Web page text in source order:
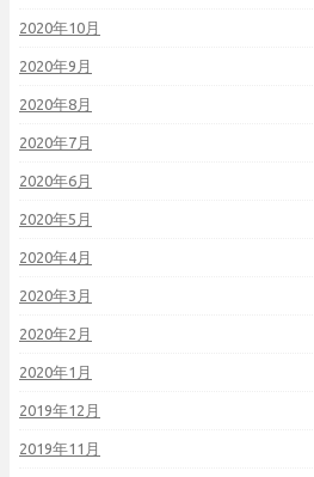
2020年10月
2020年9月
2020年8月
2020年7月
2020年6月
2020年5月
2020年4月
2020年3月
2020年2月
2020年1月
2019年12月
2019年11月